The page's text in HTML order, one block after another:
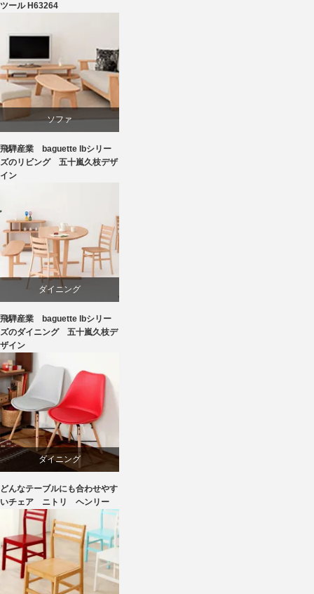
ツール H63264
ソファ
ビーチ
飛騨高山
飛騨産業 baguette lbシリー
ズのリビング 五十嵐久枝デザ
イン
ダイニング
ビーチ
国産
椅子
飛騨高山
飛騨産業 baguette lbシリー
ズのダイニング 五十嵐久枝デ
ザイン
ダイニング
ニトリ
椅子
どんなテーブルにも合わせやす
いチェア ニトリ ヘンリー